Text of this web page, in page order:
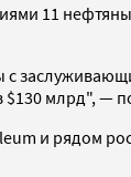
11
с
$130 млрд", —
и рядом